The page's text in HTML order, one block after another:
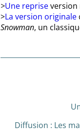
>Une repriseversion
>La version originale
Snowman, un
Diffusion : Les